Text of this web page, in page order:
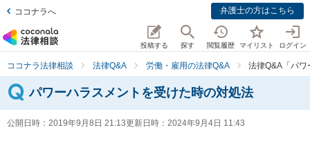
ココナラへ 弁護士の方はこちら
投稿する 探す 閲覧履歴 マイリスト ログイン
ココナラ法律相談 法律Q&A 労働・雇用の法律Q&A 法律Q&A「パ
パワーハラスメントを受けた時の対処法
公開日時： 2019年9月8日 21:13更新日時： 2024年9月4日 11:43